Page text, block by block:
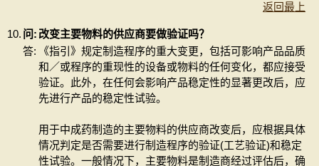
返回最上
10. 问: 改变主要物料的供应商要做验证吗？
答:
《指引》规定制造程序的重大变更，包括可影响产品品质
和／或程序的重现性的设备或物料的任何变化，都应接受
验证。此外，在任何会影响产品稳定性的显著更改后，应
先进行产品的稳定性试验。
用于中成药制造的主要物料的供应商改变后，应根据具体
情况判定是否需要进行制造程序的验证(工艺验证)和稳定
性试验。一般情况下，主要物料是制造商经过评估后，确